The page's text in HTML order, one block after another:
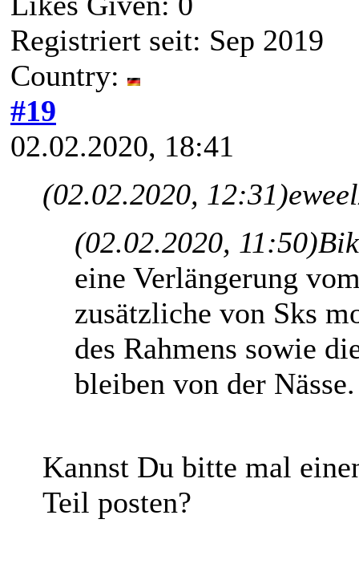
Registriert seit: Sep 2019
Country:
#19
02.02.2020, 18:41
(02.02.2020, 12:31)
(02.02.2020, 11:50)
eine Verlängerung
zusätzliche von Sks
des Rahmens sowie
bleiben von der Nässe.
Kannst Du bitte mal
Teil posten?